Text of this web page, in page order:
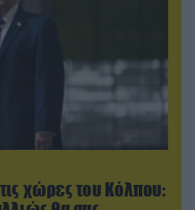
χώρες του Κόλπου: